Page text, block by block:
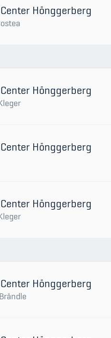
Hönggerberg
Hönggerberg
Hönggerberg
Hönggerberg
Hönggerberg